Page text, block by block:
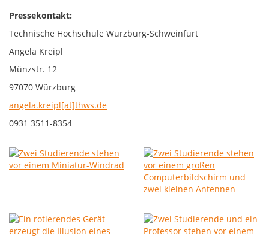
Pressekontakt:
Technische Hochschule Würzburg-Schweinfurt
Angela Kreipl
Münzstr. 12
97070 Würzburg
angela.kreipl[at]thws.de
0931 3511-8354